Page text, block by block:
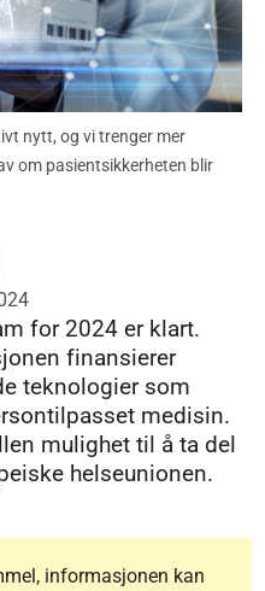
nytt, og vi trenger mer
om pasientsikkerheten blir
for 2024 er klart.
finansierer
teknologier som
medisin.
mulighet til å ta del
helseunionen.
informasjonen kan